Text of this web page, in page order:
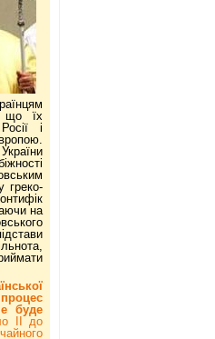
що їх
і
греко-
на
буде
ІІ до